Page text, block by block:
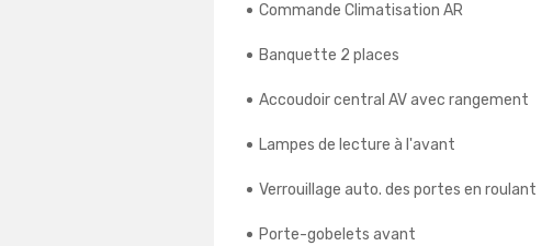
Commande Climatisation AR
Banquette 2 places
Accoudoir central AV avec rangement
Lampes de lecture à l'avant
Verrouillage auto. des portes en roulant
Porte-gobelets avant